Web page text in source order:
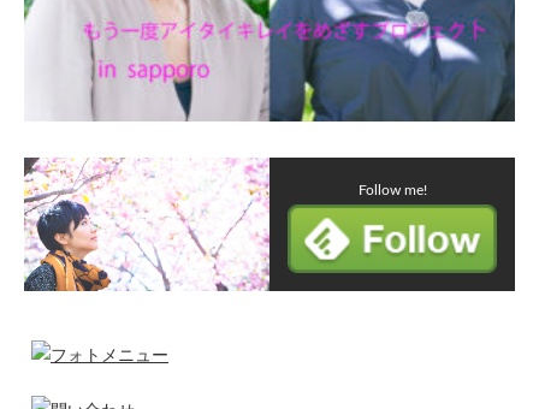
Follow me!